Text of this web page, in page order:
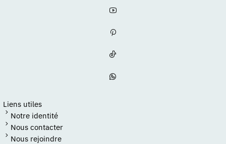
Liens utiles
Notre identité
Nous contacter
Nous rejoindre